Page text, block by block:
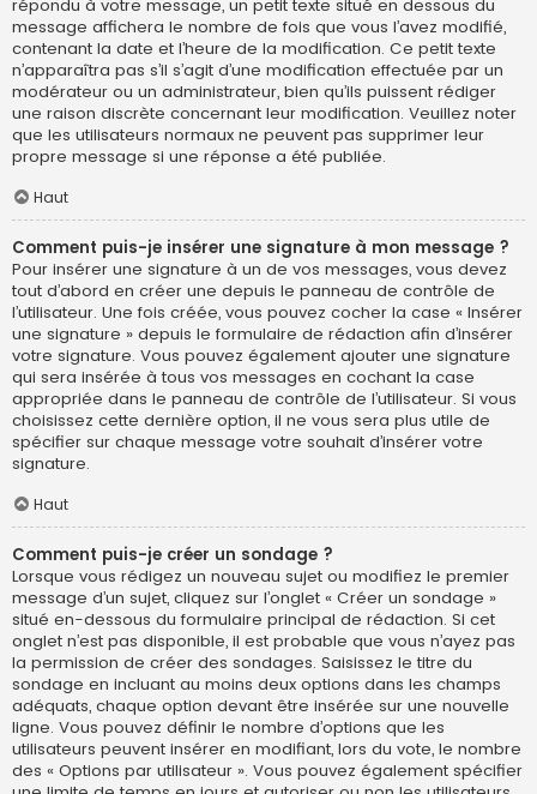
répondu à votre message, un petit texte situé en dessous du
message affichera le nombre de fois que vous l’avez modifié,
contenant la date et l’heure de la modification. Ce petit texte
n’apparaîtra pas s’il s’agit d’une modification effectuée par un
modérateur ou un administrateur, bien qu’ils puissent rédiger
une raison discrète concernant leur modification. Veuillez noter
que les utilisateurs normaux ne peuvent pas supprimer leur
propre message si une réponse a été publiée.
Haut
Comment puis-je insérer une signature à mon message ?
Pour insérer une signature à un de vos messages, vous devez
tout d’abord en créer une depuis le panneau de contrôle de
l’utilisateur. Une fois créée, vous pouvez cocher la case « Insérer
une signature » depuis le formulaire de rédaction afin d’insérer
votre signature. Vous pouvez également ajouter une signature
qui sera insérée à tous vos messages en cochant la case
appropriée dans le panneau de contrôle de l’utilisateur. Si vous
choisissez cette dernière option, il ne vous sera plus utile de
spécifier sur chaque message votre souhait d’insérer votre
signature.
Haut
Comment puis-je créer un sondage ?
Lorsque vous rédigez un nouveau sujet ou modifiez le premier
message d’un sujet, cliquez sur l’onglet « Créer un sondage »
situé en-dessous du formulaire principal de rédaction. Si cet
onglet n’est pas disponible, il est probable que vous n’ayez pas
la permission de créer des sondages. Saisissez le titre du
sondage en incluant au moins deux options dans les champs
adéquats, chaque option devant être insérée sur une nouvelle
ligne. Vous pouvez définir le nombre d’options que les
utilisateurs peuvent insérer en modifiant, lors du vote, le nombre
des « Options par utilisateur ». Vous pouvez également spécifier